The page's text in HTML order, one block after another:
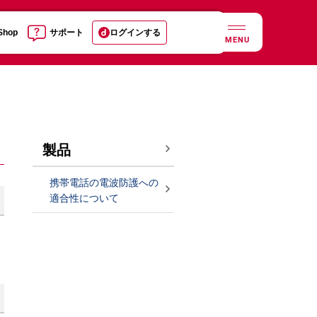
サポート ログインする
MENU
製品
携帯電話の電波防護への
適合性について